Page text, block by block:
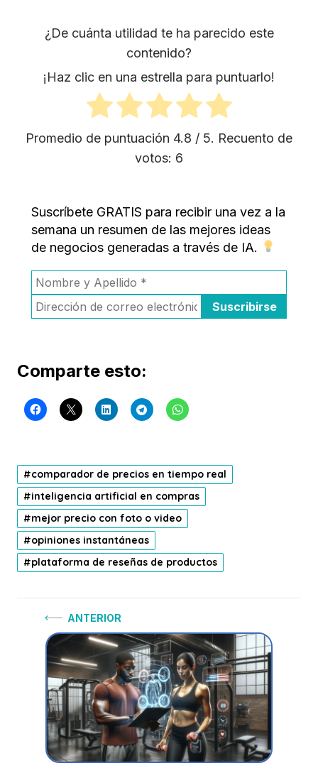
¿De cuánta utilidad te ha parecido este
contenido?
¡Haz clic en una estrella para puntuarlo!
Promedio de puntuación 4.8 / 5. Recuento de
votos: 6
Suscríbete GRATIS para recibir una vez a la
semana un resumen de las mejores ideas
de negocios generadas a través de IA.
Comparte esto:
comparador de precios en tiempo real
inteligencia artificial en compras
mejor precio con foto o video
opiniones instantáneas
plataforma de reseñas de productos
Navegación
entradas
ANTERIOR
Anterior: